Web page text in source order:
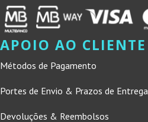
APOIO AO CLIENTE
Métodos de Pagamento
Portes de Envio & Prazos de Entrega
Devoluções & Reembolsos